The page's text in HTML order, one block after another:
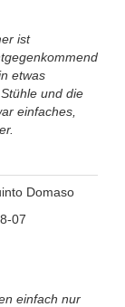
ist
etwas
und die
einfaches,
Domaso
07
einfach nur